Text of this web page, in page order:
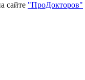
сайте "ПроДокторов"